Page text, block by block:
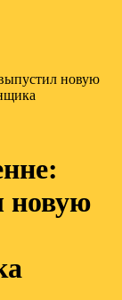
новую
новую